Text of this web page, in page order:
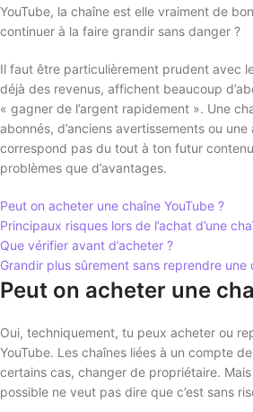
YouTube, la chaîne est elle vraiment de
continuer à la faire grandir sans danger ?
Il faut être particulièrement prudent avec
déjà des revenus, affichent beaucoup
« gagner de l’argent rapidement ». Une
abonnés, d’anciens avertissements ou
correspond pas du tout à ton futur
problèmes que d’avantages.
Peut on acheter une chaîne YouTube ?
Principaux risques lors de l’achat d’une
Que vérifier avant d’acheter ?
Grandir plus sûrement sans reprendre une
Peut on acheter une
Oui, techniquement, tu peux acheter ou
YouTube. Les chaînes liées à un compte
certains cas, changer de propriétaire.
possible ne veut pas dire que c’est sans